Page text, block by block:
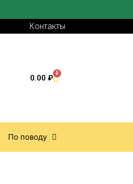
Контакты
0.00₽ 0
По поводу